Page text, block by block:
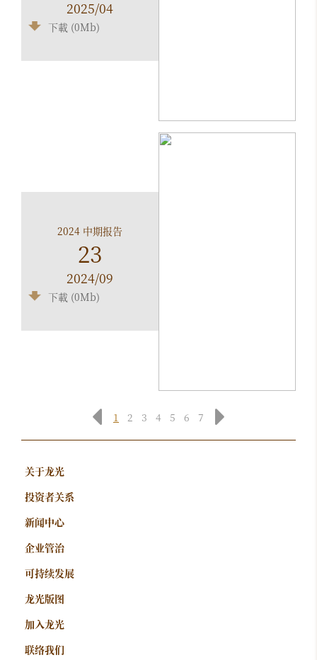
2025/04
下載 (0Mb)
2024 中期报告
23
2024/09
下載 (0Mb)
1 2 3 4 5 6 7
关于龙光
投资者关系
新闻中心
企业管治
可持续发展
龙光版图
加入龙光
联络我们